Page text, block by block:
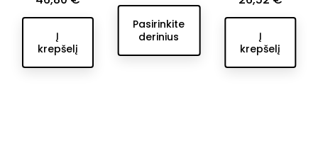
Į
krepšelį
Pasirinkite
derinius
Į
krepšelį